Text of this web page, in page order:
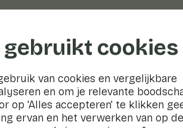
gebruikt cookies
van cookies en vergelijkbare
en om je relevante
op 'Alles accepteren' te klikken
ervan en het verwerken van op
Statement
Huis geeft veel om
en gebruiken. Om jouw
met de Wet